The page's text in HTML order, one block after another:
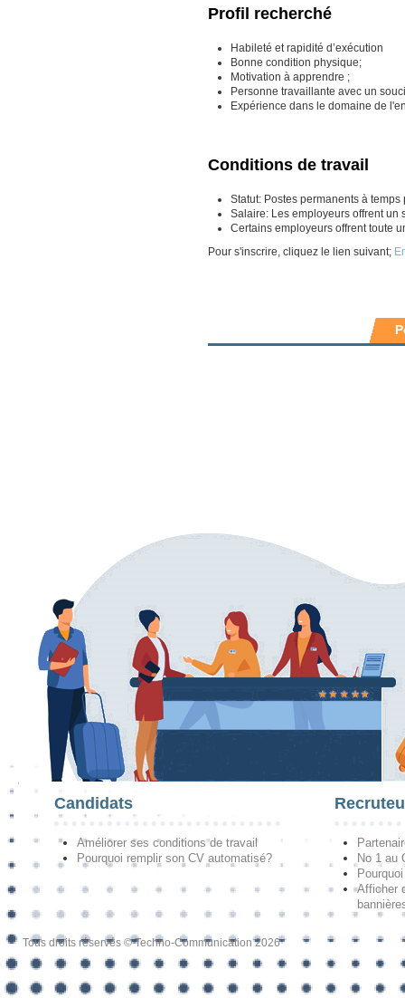
Profil recherché
Habileté et rapidité d’exécution
Bonne condition physique;
Motivation à apprendre ;
Personne travaillante avec un
Expérience dans le domaine de
Conditions de travail
Statut: Postes permanents à
Salaire: Les employeurs offrent un
Certains employeurs offrent toute
Pour s'inscrire, cliquez le lien suivant;
Candidats
Améliorer ses conditions de travail
Pourquoi remplir son CV automatisé?
No 1 au
Afficher
Tous droits réservés © Techno-Communication 2026